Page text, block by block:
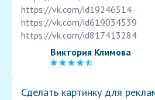
https://vk.com/id19246514
https://vk.com/id619034539
https://vk.com/id817413284
Виктория Климова
Сделать картинку для